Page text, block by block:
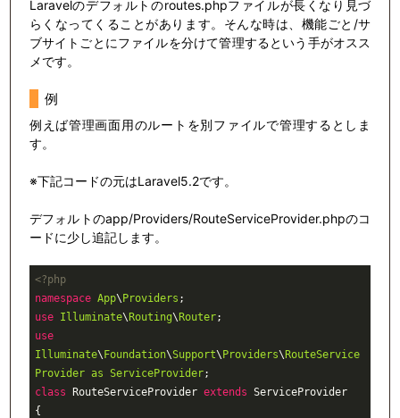
Laravelのデフォルトのroutes.phpファイルが長くなり見づ
らくなってくることがあります。そんな時は、機能ごと/サ
ブサイトごとにファイルを分けて管理するという手がオスス
メです。
例
例えば管理画面用のルートを別ファイルで管理するとしま
す。
※下記コードの元はLaravel5.2です。
デフォルトのapp/Providers/RouteServiceProvider.phpのコ
ードに少し追記します。
<?php
namespace App\Providers
use Illuminate\Routing\Router
use
Illuminate\Foundation\Support\Providers\RouteService
Provider as ServiceProvider
class RouteServiceProvider extends ServiceProvider
{